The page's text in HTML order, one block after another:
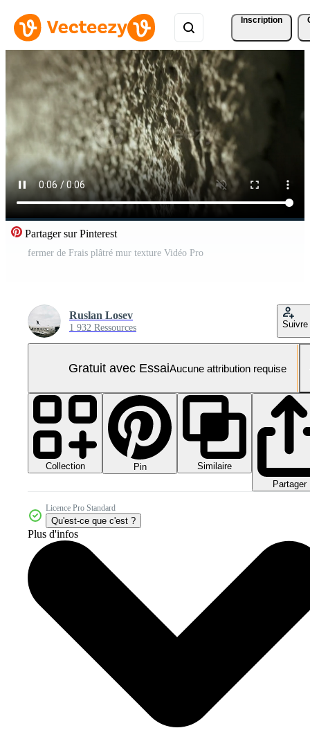
Inscription
Partager sur Pinterest
fermer de Frais plâtré mur texture Vidéo Pro
Ruslan Losev
1 932 Ressources Suivre
Gratuit avec EssaiAucune attribution requise
Collection Pin
Similaire
Partager
Licence Pro Standard
Qu'est-ce que c'est ?
Plus d'infos